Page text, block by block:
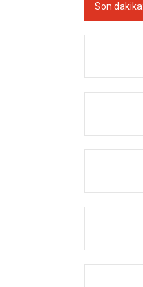
Son dakika: